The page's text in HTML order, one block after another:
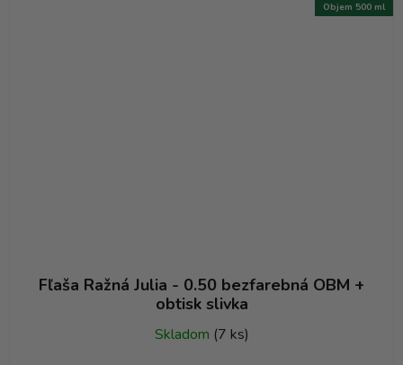
Fľaša Ražná Julia - 0.50 bezfarebná OBM +
obtisk slivka
Skladom (7 ks)
Objem 500 ml